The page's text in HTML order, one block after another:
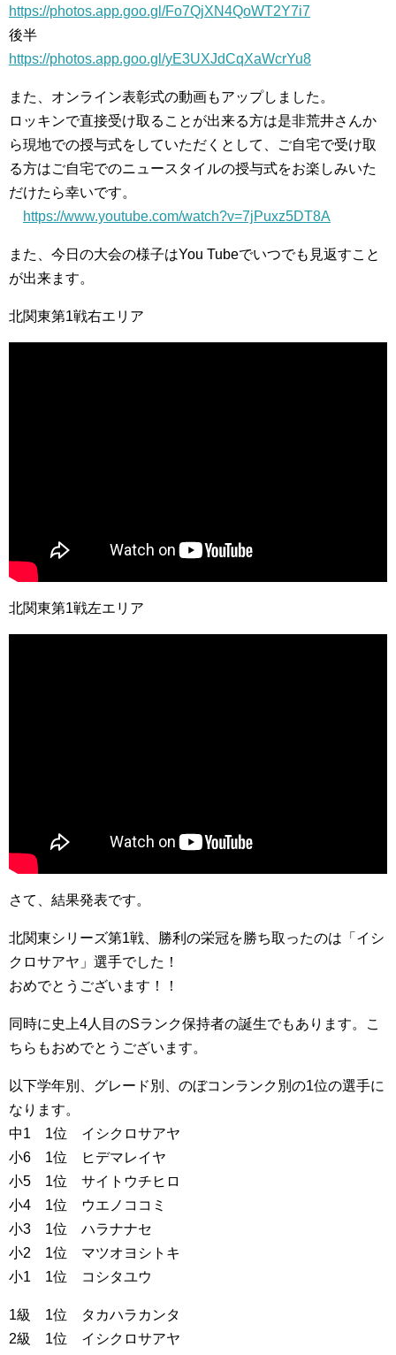
https://photos.app.goo.gl/Fo7QjXN4QoWT2Y7i7
後半
https://photos.app.goo.gl/yE3UXJdCqXaWcrYu8
また、オンライン表彰式の動画もアップしました。
ロッキンで直接受け取ることが出来る方は是非荒井さんか
ら現地での授与式をしていただくとして、ご自宅で受け取
る方はご自宅でのニュースタイルの授与式をお楽しみいた
だけたら幸いです。
https://www.youtube.com/watch?v=7jPuxz5DT8A
また、今日の大会の様子はYou Tubeでいつでも見返すこと
が出来ます。
北関東第1戦右エリア
北関東第1戦左エリア
さて、結果発表です。
北関東シリーズ第1戦、勝利の栄冠を勝ち取ったのは「イシ
クロサアヤ」選手でした！
おめでとうございます！！
同時に史上4人目のSランク保持者の誕生でもあります。こ
ちらもおめでとうございます。
以下学年別、グレード別、のぼコンランク別の1位の選手に
なります。
中1 1位 イシクロサアヤ
小6 1位 ヒデマレイヤ
小5 1位 サイトウチヒロ
小4 1位 ウエノココミ
小3 1位 ハラナナセ
小2 1位 マツオヨシトキ
小1 1位 コシタユウ
1級 1位 タカハラカンタ
2級 1位 イシクロサアヤ